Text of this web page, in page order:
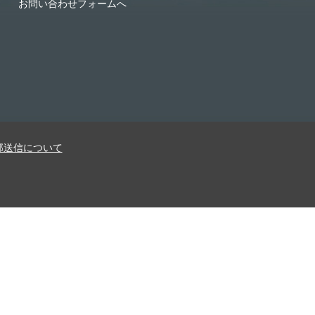
お問い合わせフォームへ
信について